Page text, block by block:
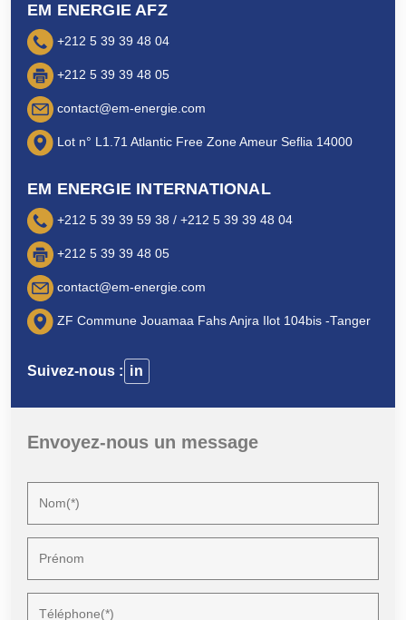
EM ENERGIE AFZ
+212 5 39 39 48 04
+212 5 39 39 48 05
contact@em-energie.com
Lot n° L1.71 Atlantic Free Zone Ameur Seflia 14000
EM ENERGIE INTERNATIONAL
+212 5 39 39 59 38 / +212 5 39 39 48 04
+212 5 39 39 48 05
contact@em-energie.com
ZF Commune Jouamaa Fahs Anjra Ilot 104bis -Tanger
Suivez-nous : in
Envoyez-nous un message